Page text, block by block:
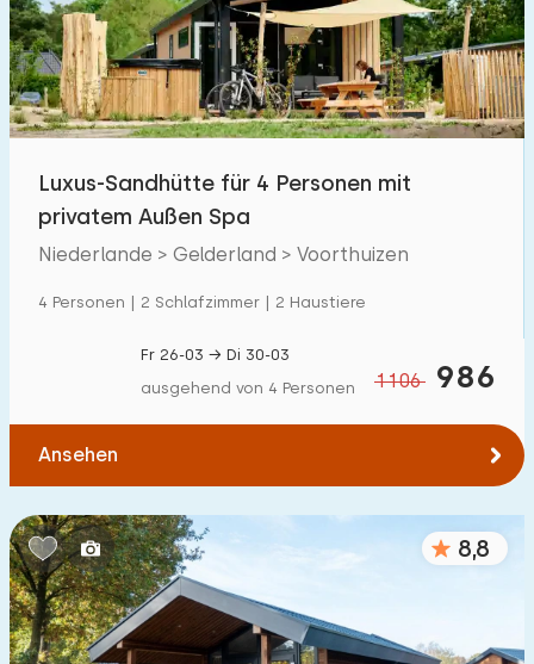
Schwimmbad 1400+
Eingezäunter Garten 60
Haustierfrei 384
Ladestation Auto
€ 0 — € 5000+
Schlafzimmern:
1 2 3 4
Luxus-Sandhütte für 4 Personen mit
privatem Außen Spa
Niederlande > Gelderland > Voorthuizen
4 Personen | 2 Schlafzimmer | 2 Haustiere
1106 986
Fr 26-03 → Di 30-03
ausgehend von 4 Personen
Ansehen
8,8